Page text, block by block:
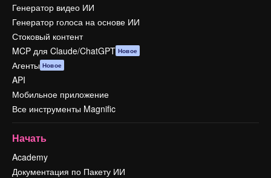
Генератор видео ИИ
Генератор голоса на основе ИИ
Стоковый контент
MCP для Claude/ChatGPT Новое
Агенты Новое
API
Мобильное приложение
Все инструменты Magnific
Начать
Academy
Документация по Пакету ИИ